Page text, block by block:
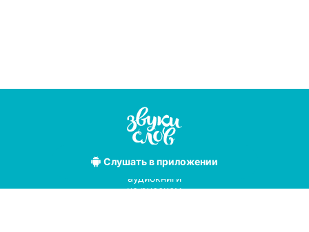
Слушатьв приложении
Лучшие
аудиокниги
на русском